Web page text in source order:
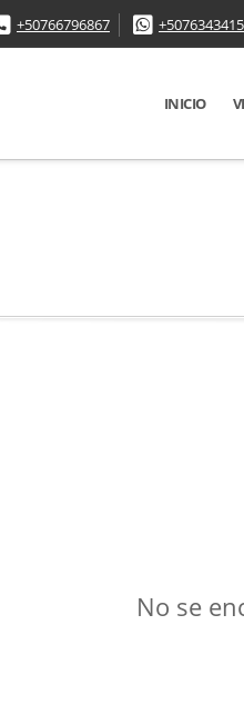
+50766796867
INICIO
No se